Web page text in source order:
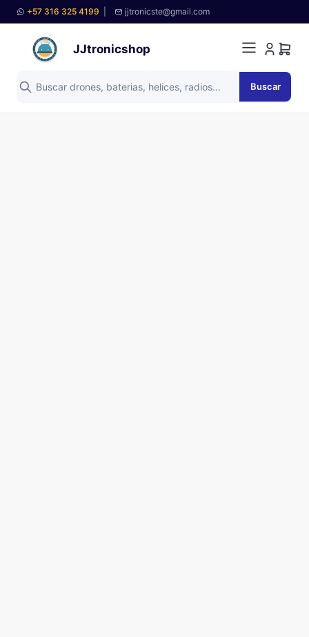
+57 316 325 4199 jjtronicste@gmail.com
JJtronicshop
Buscar